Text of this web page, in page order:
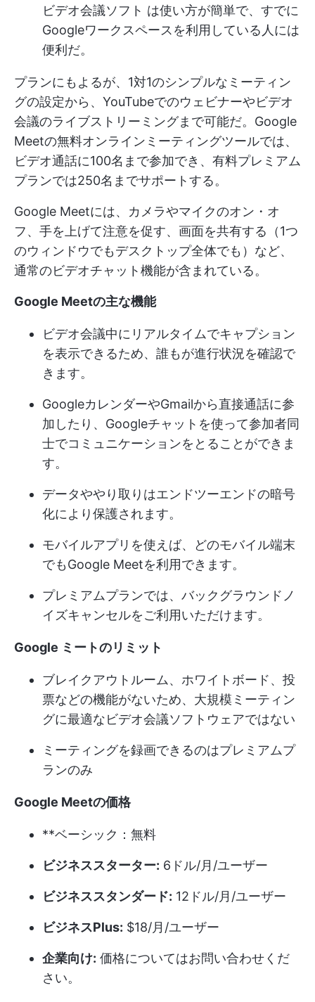
ビデオ会議ソフト は使い方が簡単で、すでに
Googleワークスペースを利用している人には
便利だ。
プランにもよるが、1対1のシンプルなミーティン
グの設定から、YouTubeでのウェビナーやビデオ
会議のライブストリーミングまで可能だ。Google
Meetの無料オンラインミーティングツールでは、
ビデオ通話に100名まで参加でき、有料プレミアム
プランでは250名までサポートする。
Google Meetには、カメラやマイクのオン・オ
フ、手を上げて注意を促す、画面を共有する（1つ
のウィンドウでもデスクトップ全体でも）など、
通常のビデオチャット機能が含まれている。
Google Meetの主な機能
ビデオ会議中にリアルタイムでキャプション
を表示できるため、誰もが進行状況を確認で
きます。
GoogleカレンダーやGmailから直接通話に参
加したり、Googleチャットを使って参加者同
士でコミュニケーションをとることができま
す。
データややり取りはエンドツーエンドの暗号
化により保護されます。
モバイルアプリを使えば、どのモバイル端末
でもGoogle Meetを利用できます。
プレミアムプランでは、バックグラウンドノ
イズキャンセルをご利用いただけます。
Google ミートのリミット
ブレイクアウトルーム、ホワイトボード、投
票などの機能がないため、大規模ミーティン
グに最適なビデオ会議ソフトウェアではない
ミーティングを録画できるのはプレミアムプ
ランのみ
Google Meetの価格
**ベーシック：無料
ビジネススターター: 6ドル/月/ユーザー
ビジネススタンダード: 12ドル/月/ユーザー
ビジネスPlus: $18/月/ユーザー
企業向け: 価格についてはお問い合わせくだ
さい。